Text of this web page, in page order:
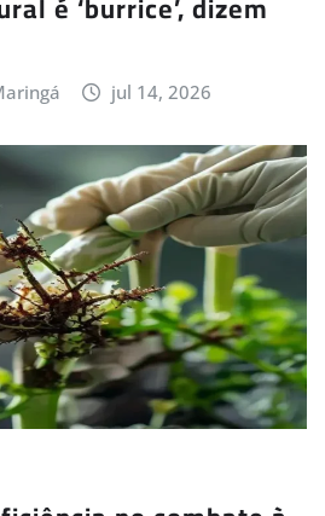
jul 14, 2026